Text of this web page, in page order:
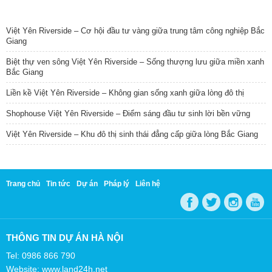
Việt Yên Riverside – Cơ hội đầu tư vàng giữa trung tâm công nghiệp Bắc
Giang
Biệt thự ven sông Việt Yên Riverside – Sống thượng lưu giữa miền xanh
Bắc Giang
Liền kề Việt Yên Riverside – Không gian sống xanh giữa lòng đô thị
Shophouse Việt Yên Riverside – Điểm sáng đầu tư sinh lời bền vững
Việt Yên Riverside – Khu đô thị sinh thái đẳng cấp giữa lòng Bắc Giang
Trang chủ Tin tức Dự án Pháp lý Liên hệ
THÔNG TIN DỰ ÁN HÀ NỘI
Tel: 0986 866 790
Website: www.land24h.net